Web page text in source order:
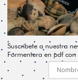
Suscríbete a nuestra
Formentera en pdf